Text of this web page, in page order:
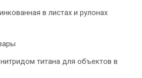
в листах и рулонах
титана для объектов в